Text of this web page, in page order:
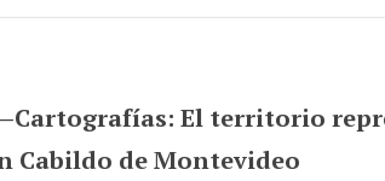
El territorio
Cabildo de Montevideo